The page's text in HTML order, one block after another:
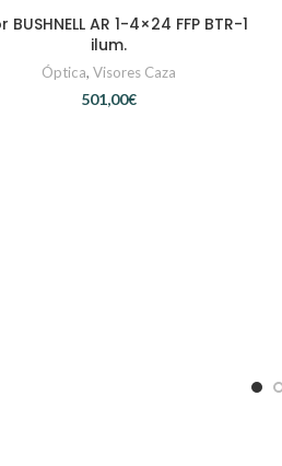
AÑADIR AL CARRITO
BUSHNELL AR 1-4×24 FFP BTR-1
ilum.
Óptica, Visores Caza
€